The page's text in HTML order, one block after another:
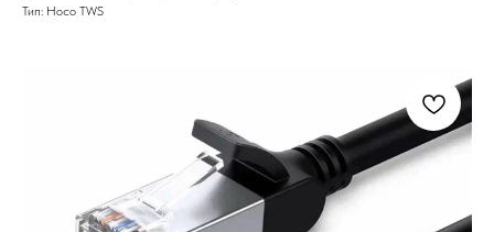
Тип: Hoco TWS